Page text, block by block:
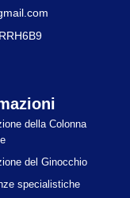
della Colonna
del Ginocchio
specialistiche